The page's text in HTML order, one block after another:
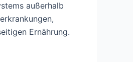
außerhalb
Ernährung.